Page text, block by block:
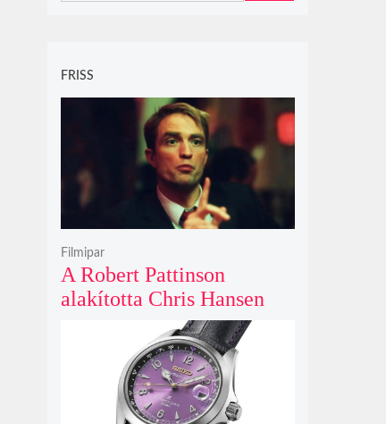
FRISS
A Robert Pattinson
alakította Chris Hansen
sötét vadászatra indul a
Primetime előzetesében
Filmipar